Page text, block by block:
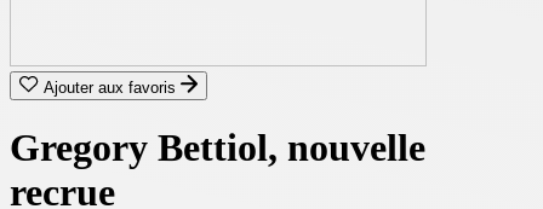
Ajouter aux favoris
Gregory Bettiol, nouvelle
recrue